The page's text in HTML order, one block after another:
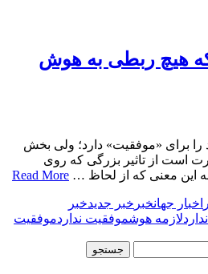
که هیچ ربطی به هوش
برای «موفقیت» دارد؛ ولی بخش
است از تاثیر بزرگی که روی
این معنی که از لحاظ … Read More
اخبار جهانخبر خبر جدیدخبر
لازمه هوشموفقیت نداردموفقیت